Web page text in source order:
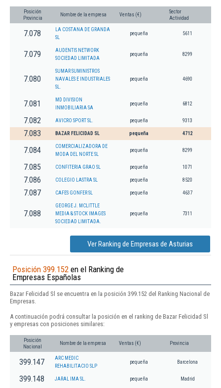
Posición
Provincia
Nombre de la empresa Ventas (€)
Sector
Actividad
7.078
LA COSTANA DE GRANDA
SL
pequeña 5611
7.079
AUDENTIS NETWORK
SOCIEDAD LIMITADA
pequeña 8299
7.080
SUMAR SUMINISTROS
NAVALES E INDUSTRIALES
SL.
pequeña 4690
7.081
MD DIVISION
INMOBILIARIA SA
pequeña 6812
7.082 AVICRO SPORT SL. pequeña 9313
7.083 BAZAR FELICIDAD SL pequeña 4712
7.084
COMERCIALIZADORA DE
MODA DEL NORTE SL
pequeña 8299
7.085 CONFITERIA GRAO SL pequeña 1071
7.086 COLEGIO LASTRA SL pequeña 8520
7.087 CAFES GONFER SL pequeña 4637
7.088
GEORGE J. MCLITTLE
MEDIA & STOCK IMAGES
SOCIEDAD LIMITADA.
pequeña 7311
Ver Ranking de Empresas de Asturias
Posición 399.152 en el Ranking de
Empresas Españolas
Bazar Felicidad Sl se encuentra en la posición 399.152 del Ranking Nacional de
Empresas.
A continuación podrá consultar la posición en el ranking de Bazar Felicidad Sl
y empresas con posiciones similares:
Posición
Nacional
Nombre de la empresa Ventas (€) Provincia
399.147
ARC MEDIC
REHABILITACIO SLP
pequeña Barcelona
399.148 JARAL IMA SL. pequeña Madrid